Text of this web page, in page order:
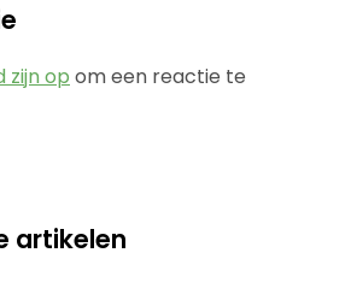
zijn op om een reactie te
artikelen